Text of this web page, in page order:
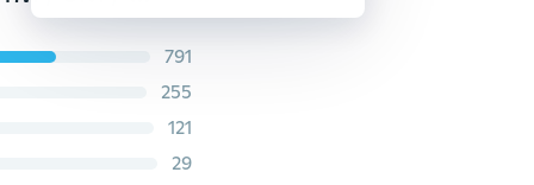
791
255
121
29